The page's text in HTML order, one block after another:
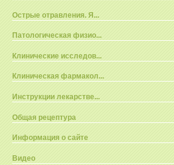
Острые отравления. Я...
Патологическая физио...
Клинические исследов...
Клиническая фармакол...
Инструкции лекарстве...
Общая рецептура
Информация о сайте
Видео